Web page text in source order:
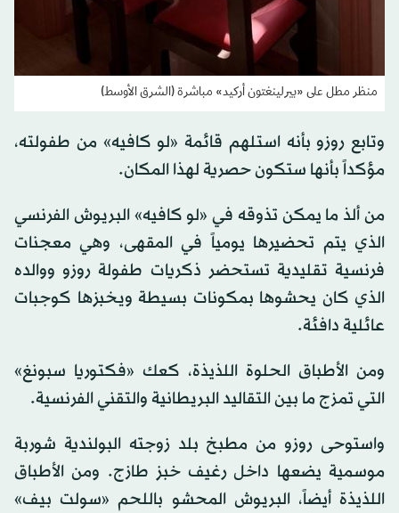
منظر مطل على «بيرلينغتون أركيد» مباشرة (الشرق الأوسط)
وتابع روزو بأنه استلهم قائمة «لو كافيه» من طفولته،
مؤكداً بأنها ستكون حصرية لهذا المكان.
من ألذ ما يمكن تذوقه في «لو كافيه» البريوش الفرنسي
الذي يتم تحضيرها يومياً في المقهى، وهي معجنات
فرنسية تقليدية تستحضر ذكريات طفولة روزو ووالده
الذي كان يحشوها بمكونات بسيطة ويخبزها كوجبات
عائلية دافئة.
ومن الأطباق الحلوة اللذيذة، كعك «فكتوريا سبونغ»
التي تمزج ما بين التقاليد البريطانية والتقني الفرنسية.
واستوحى روزو من مطبخ بلد زوجته البولندية شوربة
موسمية يضعها داخل رغيف خبز طازج. ومن الأطباق
اللذيذة أيضاً، البريوش المحشو باللحم «سولت بيف»